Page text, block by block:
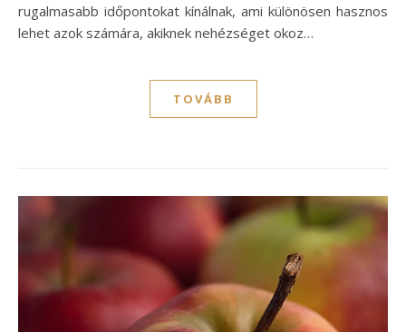
rugalmasabb időpontokat kínálnak, ami különösen hasznos
lehet azok számára, akiknek nehézséget okoz…
TOVÁBB